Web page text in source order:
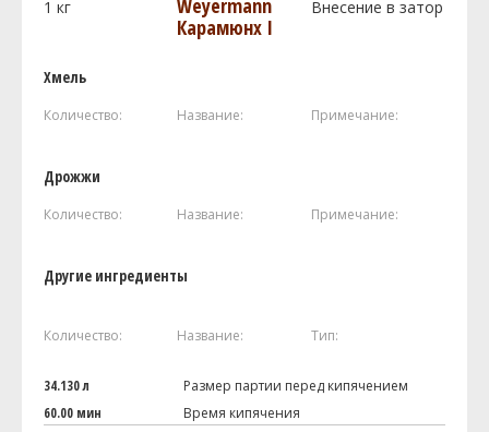
1 кг
Weyermann
Карамюнх I
Внесение в затор
Хмель
Количество: Название: Примечание:
Дрожжи
Количество: Название: Примечание:
Другие ингредиенты
Количество: Название: Тип:
34.130 л
Размер партии перед кипячением
60.00 мин
Время кипячения